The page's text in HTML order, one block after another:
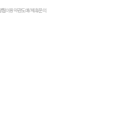
침이용약관도매/제휴문의